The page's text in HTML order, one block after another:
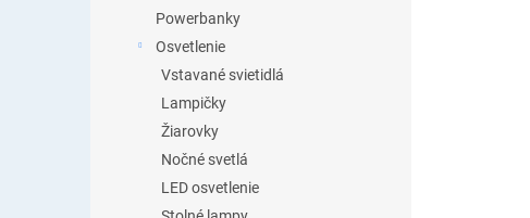
Powerbanky
Osvetlenie
Vstavané svietidlá
Lampičky
Žiarovky
Nočné svetlá
LED osvetlenie